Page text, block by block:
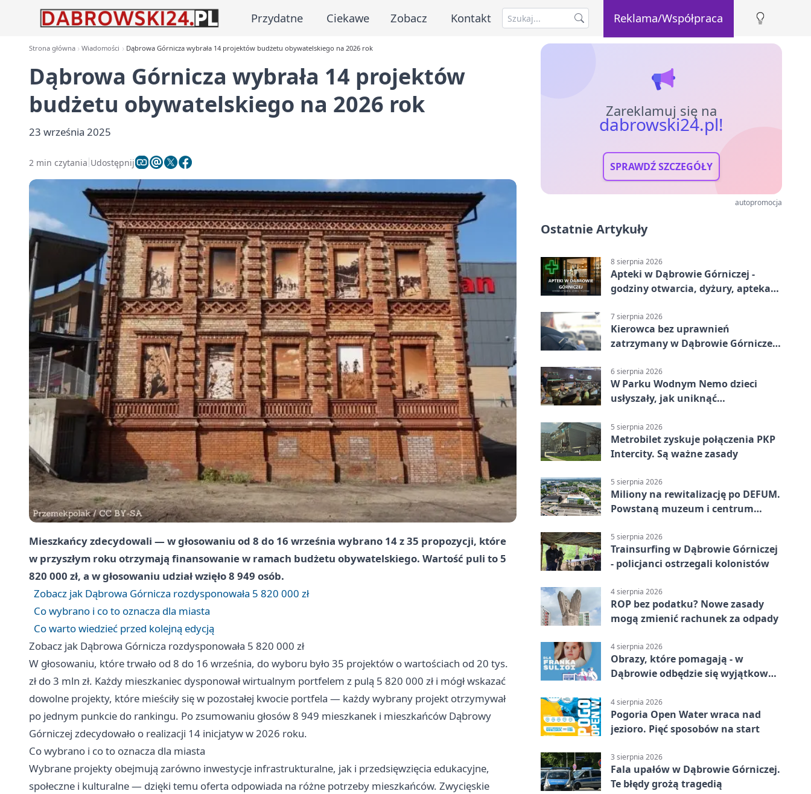
Przydatne Ciekawe Zobacz Kontakt Reklama/Współpraca
Strona główna Wiadomości Dąbrowa Górnicza wybrała 14 projektów budżetu obywatelskiego na 2026 rok
Dąbrowa Górnicza wybrała 14 projektów
budżetu obywatelskiego na 2026 rok
23 września 2025
2 min czytania Udostępnij
Mieszkańcy zdecydowali — w głosowaniu od 8 do 16 września wybrano 14 z 35 propozycji, które
w przyszłym roku otrzymają finansowanie w ramach budżetu obywatelskiego. Wartość puli to 5
820 000 zł, a w głosowaniu udział wzięło 8 949 osób.
Zobacz jak Dąbrowa Górnicza rozdysponowała 5 820 000 zł
Co wybrano i co to oznacza dla miasta
Co warto wiedzieć przed kolejną edycją
Zobacz jak Dąbrowa Górnicza rozdysponowała 5 820 000 zł
W głosowaniu, które trwało od 8 do 16 września, do wyboru było 35 projektów o wartościach od 20 tys.
zł do 3 mln zł. Każdy mieszkaniec dysponował wirtualnym portfelem z pulą 5 820 000 zł i mógł wskazać
dowolne projekty, które mieściły się w pozostałej kwocie portfela — każdy wybrany projekt otrzymywał
po jednym punkcie do rankingu. Po zsumowaniu głosów 8 949 mieszkanek i mieszkańców Dąbrowy
Górniczej zdecydowało o realizacji 14 inicjatyw w 2026 roku.
Co wybrano i co to oznacza dla miasta
Wybrane projekty obejmują zarówno inwestycje infrastrukturalne, jak i przedsięwzięcia edukacyjne,
społeczne i kulturalne — dzięki temu oferta odpowiada na różne potrzeby mieszkańców. Zwycięskie
Zareklamuj się na
dabrowski24.pl!
SPRAWDŹ SZCZEGÓŁY
autopromocja
Ostatnie Artykuły
8 sierpnia 2026
Apteki w Dąbrowie Górniczej -
godziny otwarcia, dyżury, apteka
7 sierpnia 2026
Kierowca bez uprawnień
zatrzymany w Dąbrowie Górniczej.
6 sierpnia 2026
W Parku Wodnym Nemo dzieci
usłyszały, jak uniknąć
5 sierpnia 2026
Metrobilet zyskuje połączenia PKP
Intercity. Są ważne zasady
5 sierpnia 2026
Miliony na rewitalizację po DEFUM.
Powstaną muzeum i centrum
5 sierpnia 2026
Trainsurfing w Dąbrowie Górniczej
- policjanci ostrzegali kolonistów
4 sierpnia 2026
ROP bez podatku? Nowe zasady
mogą zmienić rachunek za odpady
4 sierpnia 2026
Obrazy, które pomagają - w
Dąbrowie odbędzie się wyjątkowa
4 sierpnia 2026
Pogoria Open Water wraca nad
jezioro. Pięć sposobów na start
3 sierpnia 2026
Fala upałów w Dąbrowie Górniczej.
Te błędy grożą tragedią